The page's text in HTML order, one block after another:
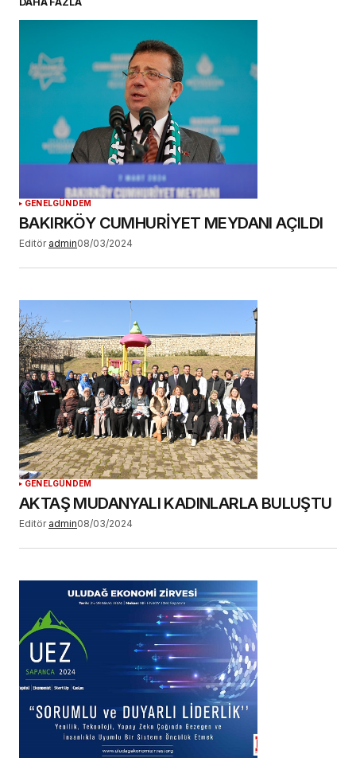
Daha sonraki yorumlarımda kullanılması için
adım, e-posta adresim ve site adresim bu
tarayıcıya kaydedilsin.
YORUM GÖNDER
GENELGÜNDEM
BAKIRKÖY CUMHURİYET MEYDANI AÇILDI
Editör admin08/03/2024
GENELGÜNDEM
AKTAŞ MUDANYALI KADINLARLA BULUŞTU
Editör admin08/03/2024